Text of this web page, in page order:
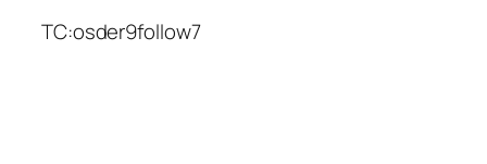
TC:osder9follow7